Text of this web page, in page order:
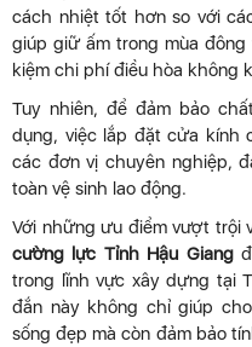
cách nhiệt tốt hơn so với
giúp giữ ấm trong mùa
kiệm chi phí điều hòa không
Tuy nhiên, để đảm bảo
dụng, việc lắp đặt cửa kính
các đơn vị chuyên nghiệp,
toàn vệ sinh lao động.
Với những ưu điểm vượt trội
cường lực Tỉnh Hậu Giang
trong lĩnh vực xây dựng tại
đắn này không chỉ giúp
sống đẹp mà còn đảm bảo